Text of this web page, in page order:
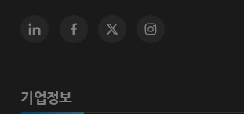
기업정보